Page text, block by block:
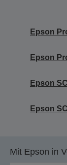
Epson
Epson
Epson
Epson
Mit Epson in